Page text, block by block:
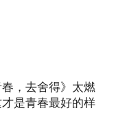
春，去舍得》太燃
是青春最好的样